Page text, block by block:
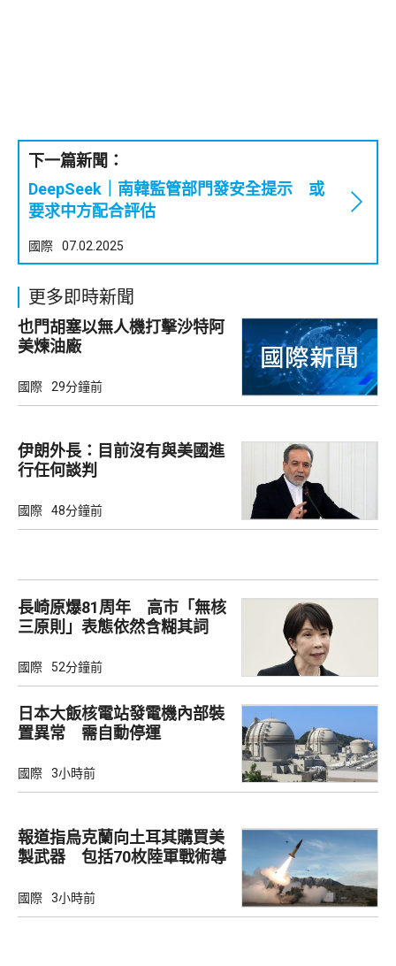
下一篇新聞：
DeepSeek｜南韓監管部門發安全提示 或
要求中方配合評估
國際 07.02.2025
更多即時新聞
也門胡塞以無人機打擊沙特阿
美煉油廠
國際 29分鐘前
伊朗外長：目前沒有與美國進
行任何談判
國際 48分鐘前
長崎原爆81周年 高市「無核
三原則」表態依然含糊其詞
國際 52分鐘前
日本大飯核電站發電機內部裝
置異常 需自動停運
國際 3小時前
報道指烏克蘭向土耳其購買美
製武器 包括70枚陸軍戰術導
國際 3小時前